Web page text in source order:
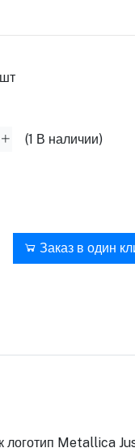
(1 В наличии)
Заказ в один
логотип Metallica